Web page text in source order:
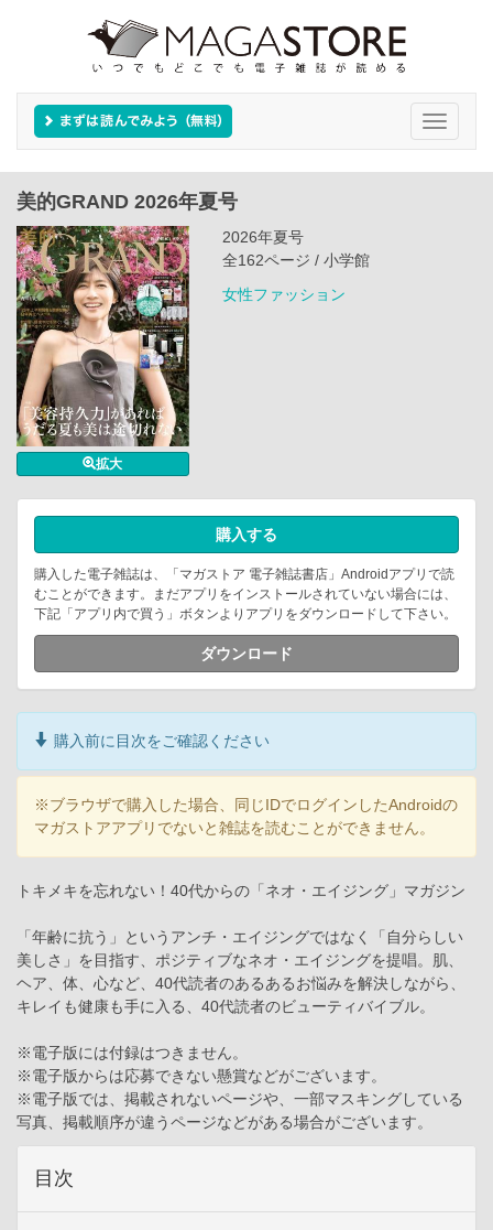
Toggle
美的GRAND 2026年夏号
拡大
2026年夏号
全162ページ / 小学館
女性ファッション
購入する
購入した電子雑誌は、「マガストア 電子雑誌書店」Androidアプリで読
むことができます。まだアプリをインストールされていない場合には、
下記「アプリ内で買う」ボタンよりアプリをダウンロードして下さい。
ダウンロード
購入前に目次をご確認ください
※ブラウザで購入した場合、同じIDでログインしたAndroidの
マガストアアプリでないと雑誌を読むことができません。
トキメキを忘れない！40代からの「ネオ・エイジング」マガジン
「年齢に抗う」というアンチ・エイジングではなく「自分らしい
美しさ」を目指す、ポジティブなネオ・エイジングを提唱。肌、
ヘア、体、心など、40代読者のあるあるお悩みを解決しながら、
キレイも健康も手に入る、40代読者のビューティバイブル。
※電子版には付録はつきません。
※電子版からは応募できない懸賞などがございます。
※電子版では、掲載されないページや、一部マスキングしている
写真、掲載順序が違うページなどがある場合がございます。
目次